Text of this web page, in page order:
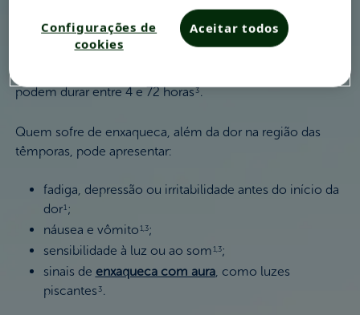
de pessoa para pessoa, mas um local onde geralmente a
dor se inicia é nas têmporas
. A dor costuma ser
pulsante, de forte intensidade e unilateral3, mas há quem
podem durar entre 4 e 72 horas3.
Quem sofre de enxaqueca, além da dor na região das
têmporas, pode apresentar:
fadiga, depressão ou irritabilidade antes do início da
dor1 ;
náusea e vômito1,3;
sensibilidade à luz ou ao som1,3;
sinais de enxaqueca com aura, como luzes
piscantes 3.
Configurações de
cookies
Aceitar todos